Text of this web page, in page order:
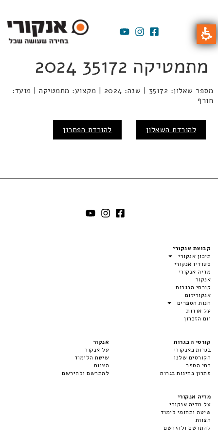
מתמטיקה 35172 2024
מספר שאלון: 35172 | שנה: 2024 | מקצוע: מתמטיקה | מועד:
חורף
להורדת השאלון להורדת הפתרון
קבוצת אנקורי
תיכון אנקורי
סטודיו אנקורי
מדיה אנקורי
אנקור
קורסי הבגרות
אנקוריזום
חנות הספרים
על אודות
יום הזכרון
קורסי הבגרות
בגרות באנקורי
הקורסים שלנו
בתי הספר
פתרון בחינות בגרות
אנקור
על אנקור
שיטת הלימוד
הצוות
להתרשם ולהירשם
מדיה אנקורי
על מדיה אנקורי
שיטה ותחומי לימוד
הצוות
להתרשם ולהירשם